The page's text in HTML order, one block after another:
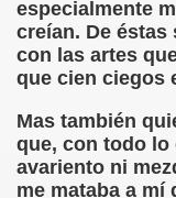
especialmente
creían. De éstas
con las artes
que cien ciegos
Mas también
que, con todo lo
avariento ni
me mataba a mí
Ayudar a
(Pedro Zurita)
sánchez
Cuetos Suárez)